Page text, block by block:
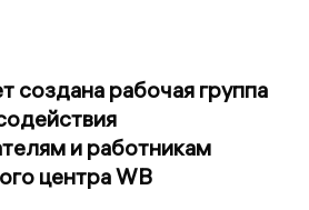
создана рабочая группа
и работникам
центра WB